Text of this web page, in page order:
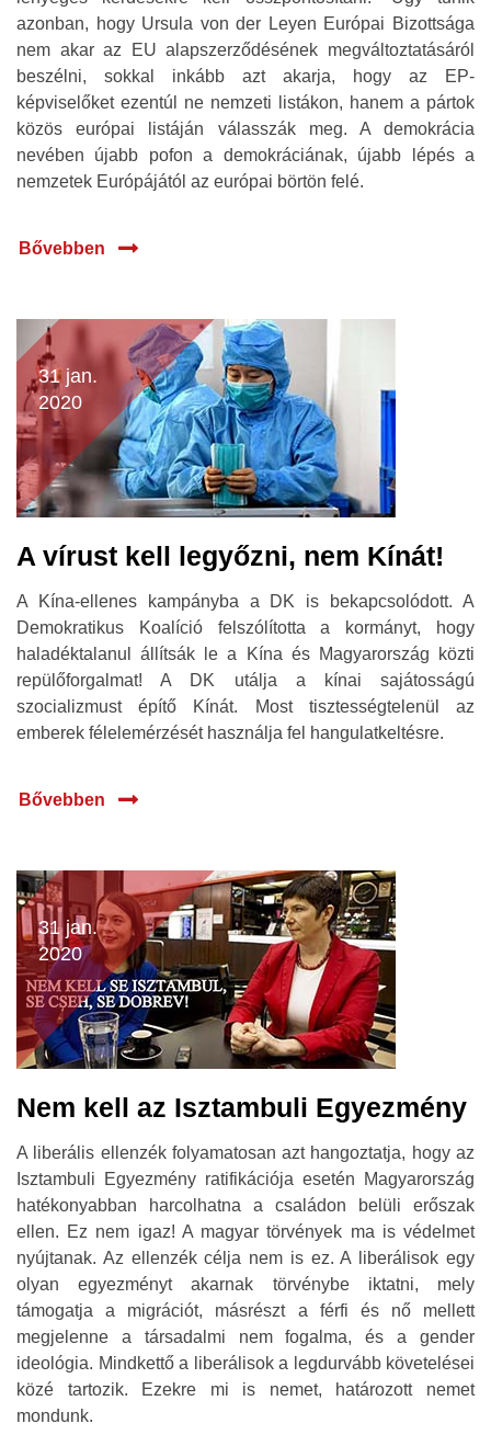
azonban, hogy Ursula von der Leyen Európai Bizottsága
nem akar az EU alapszerződésének megváltoztatásáról
beszélni, sokkal inkább azt akarja, hogy az EP-
képviselőket ezentúl ne nemzeti listákon, hanem a pártok
közös európai listáján válasszák meg. A demokrácia
nevében újabb pofon a demokráciának, újabb lépés a
nemzetek Európájától az európai börtön felé.
Bővebben
31 jan.
2020
A vírust kell legyőzni, nem Kínát!
A Kína-ellenes kampányba a DK is bekapcsolódott. A
Demokratikus Koalíció felszólította a kormányt, hogy
haladéktalanul állítsák le a Kína és Magyarország közti
repülőforgalmat! A DK utálja a kínai sajátosságú
szocializmust építő Kínát. Most tisztességtelenül az
emberek félelemérzését használja fel hangulatkeltésre.
Bővebben
31 jan.
2020
Nem kell az Isztambuli Egyezmény
A liberális ellenzék folyamatosan azt hangoztatja, hogy az
Isztambuli Egyezmény ratifikációja esetén Magyarország
hatékonyabban harcolhatna a családon belüli erőszak
ellen. Ez nem igaz! A magyar törvények ma is védelmet
nyújtanak. Az ellenzék célja nem is ez. A liberálisok egy
olyan egyezményt akarnak törvénybe iktatni, mely
támogatja a migrációt, másrészt a férfi és nő mellett
megjelenne a társadalmi nem fogalma, és a gender
ideológia. Mindkettő a liberálisok a legdurvább követelései
közé tartozik. Ezekre mi is nemet, határozott nemet
mondunk.